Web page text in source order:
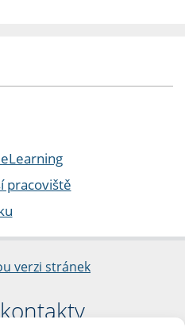
pracoviště
verzi stránek